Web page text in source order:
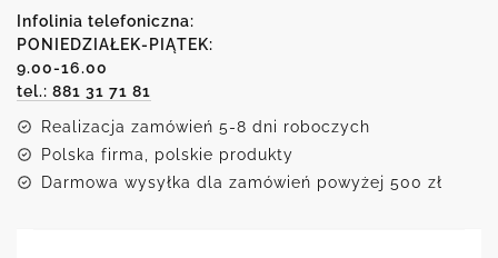
o
domu
Infolinia telefoniczna:
PONIEDZIAŁEK-PIĄTEK:
9.00-16.00
tel.: 881 31 71 81
Realizacja zamówień 5-8 dni roboczych
Polska firma, polskie produkty
Darmowa wysyłka dla zamówień powyżej 500 zł